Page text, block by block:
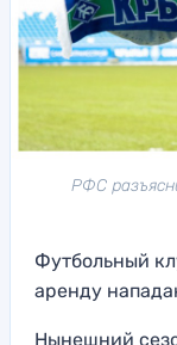
РФС
Футбольный
аренду
Нынешний